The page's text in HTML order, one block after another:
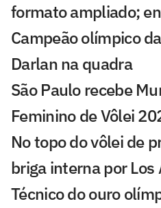
formato ampliado;
Campeão olímpico
Darlan na quadra
São Paulo recebe
Feminino de Vôlei
No topo do vôlei de
briga interna por
Técnico do ouro